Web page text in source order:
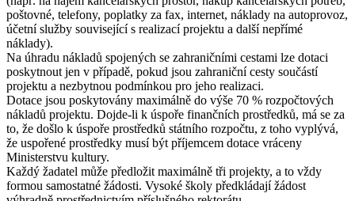
poštovné, telefony, poplatky za fax, internet, náklady na autoprovoz,
účetní služby související s realizací projektu a další nepřímé
náklady).
Na úhradu nákladů spojených se zahraničními cestami lze dotaci
poskytnout jen v případě, pokud jsou zahraniční cesty součástí
projektu a nezbytnou podmínkou pro jeho realizaci.
Dotace jsou poskytovány maximálně do výše 70 % rozpočtových
nákladů projektu. Dojde-li k úspoře finančních prostředků, má se za
to, že došlo k úspoře prostředků státního rozpočtu, z toho vyplývá,
že uspořené prostředky musí být příjemcem dotace vráceny
Ministerstvu kultury.
Každý žadatel může předložit maximálně tři projekty, a to vždy
formou samostatné žádosti. Vysoké školy předkládají žádost